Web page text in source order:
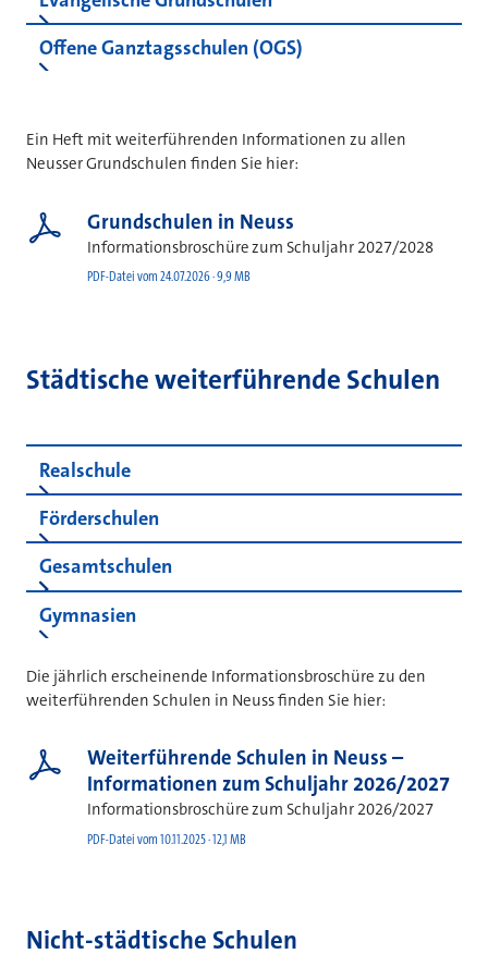
Offene Ganztagsschulen (OGS)
Ein Heft mit weiterführenden Informationen zu allen
Neusser Grundschulen finden Sie hier:
Grundschulen in Neuss
Informationsbroschüre zum Schuljahr 2027/2028
PDF-Datei vom 24.07.2026 · 9,9 MB
Städtische weiterführende Schulen
Realschule
Förderschulen
Gesamtschulen
Gymnasien
Die jährlich erscheinende Informationsbroschüre zu den
weiterführenden Schulen in Neuss finden Sie hier:
Weiterführende Schulen in Neuss –
Informationen zum Schuljahr 2026/2027
Informationsbroschüre zum Schuljahr 2026/2027
PDF-Datei vom 10.11.2025 · 12,1 MB
Nicht-städtische Schulen